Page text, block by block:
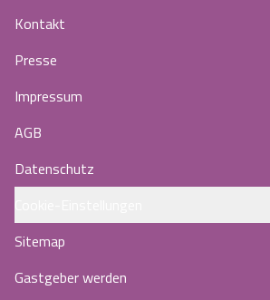
Kontakt
Presse
Impressum
AGB
Datenschutz
Sitemap
Gastgeber werden